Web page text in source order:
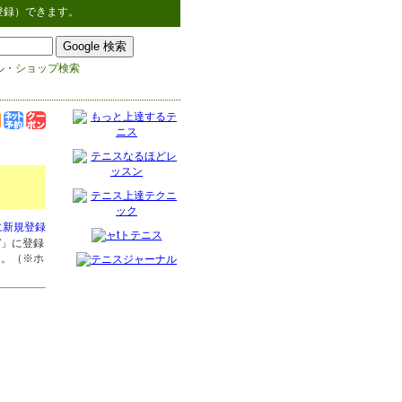
）できます。
・ショップ検索
新規登録
」に登録
。（※ホ